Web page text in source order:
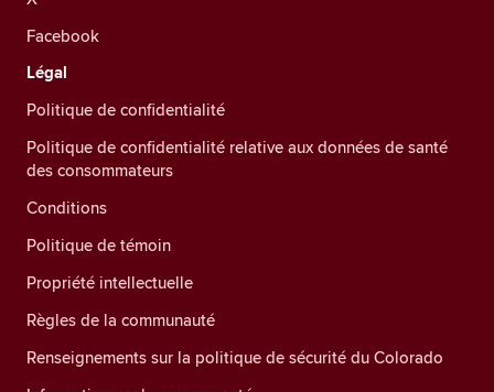
Facebook
Légal
Politique de confidentialité
Politique de confidentialité relative aux données de santé
des consommateurs
Conditions
Politique de témoin
Propriété intellectuelle
Règles de la communauté
Renseignements sur la politique de sécurité du Colorado